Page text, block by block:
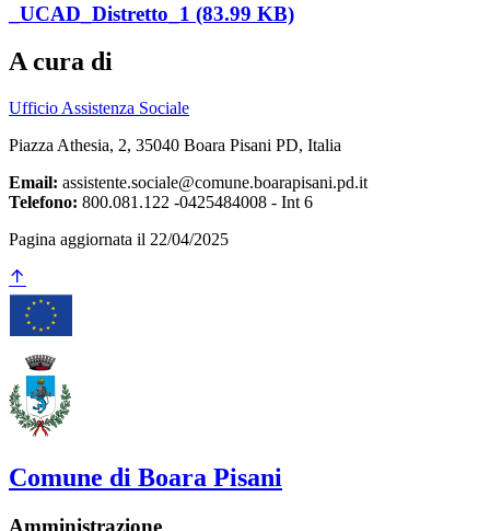
_UCAD_Distretto_1 (83.99 KB)
A cura di
Ufficio Assistenza Sociale
Piazza Athesia, 2, 35040 Boara Pisani PD, Italia
Email: assistente.sociale@comune.boarapisani.pd.it
Telefono: 800.081.122 -0425484008 - Int 6
Pagina aggiornata il 22/04/2025
Comune di Boara Pisani
Amministrazione